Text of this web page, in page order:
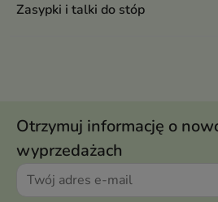
Zasypki i talki do stóp
Otrzymuj informację o
wyprzedażach